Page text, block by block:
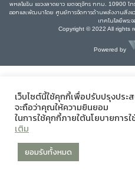
พหลโยธิน แขวงลาดยาว เขตจตุจักร กทม. 10900
ออกและพัฒนาโดย ศูนย์การจัดการด้านพลังงานสิ่ง
เทคโนโลยีพระ
Copyright © 2022 All rights
Powered by
เว็บไซต์นี้ใช้คุกกี้เพื่อปรับปรุงประ
จะถือว่าคุณให้ความยินยอม
ในการใช้คุกกี้ภายใต้นโยบายการใ
เติม
ยอมรับทั้งหมด